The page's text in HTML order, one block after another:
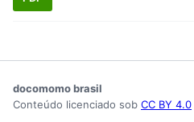
docomomo brasil
Conteúdo licenciado sob CC BY 4.0